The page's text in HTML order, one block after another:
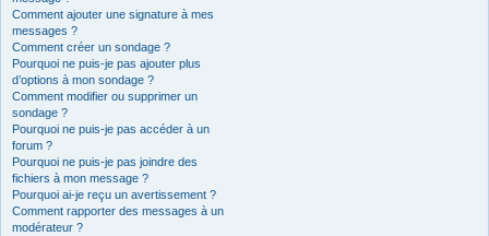
Comment ajouter une signature à mes
messages ?
Comment créer un sondage ?
Pourquoi ne puis-je pas ajouter plus
d’options à mon sondage ?
Comment modifier ou supprimer un
sondage ?
Pourquoi ne puis-je pas accéder à un
forum ?
Pourquoi ne puis-je pas joindre des
fichiers à mon message ?
Pourquoi ai-je reçu un avertissement ?
Comment rapporter des messages à un
modérateur ?